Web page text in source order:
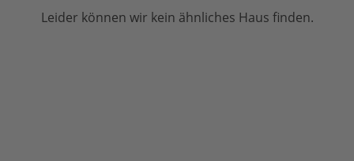
Leider können wir kein ähnliches Haus finden.